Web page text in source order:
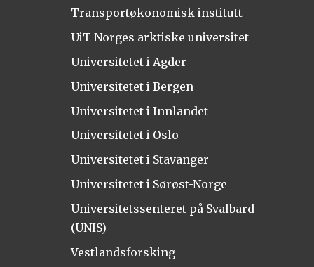
Transportøkonomisk institutt
UiT Norges arktiske universitet
Universitetet i Agder
Universitetet i Bergen
Universitetet i Innlandet
Universitetet i Oslo
Universitetet i Stavanger
Universitetet i Sørøst-Norge
Universitetssenteret på Svalbard
(UNIS)
Vestlandsforsking